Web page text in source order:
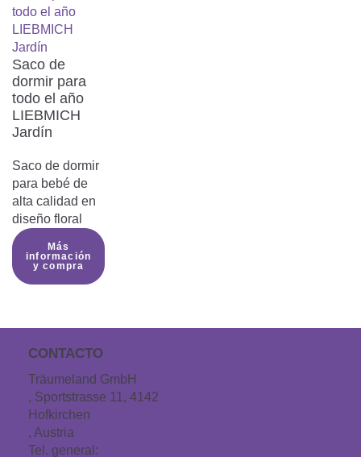
Saco de
dormir para
todo el año
LIEBMICH
Jardín
Saco de dormir
para bebé de
alta calidad en
diseño floral
Más
información
y compra
CONTACTO
Träumeland GmbH
, Sportstrasse 11, 4142
Hofkirchen
, Austria
Tel. general: